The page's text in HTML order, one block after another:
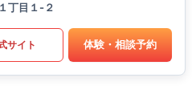
丁目１-２
サイト 体験・相談予約